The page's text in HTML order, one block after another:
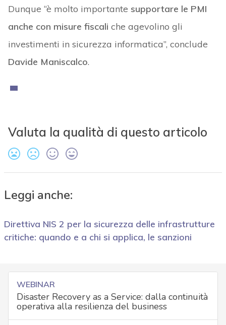
Dunque “è molto importante supportare le PMI
anche con misure fiscali che agevolino gli
investimenti in sicurezza informatica”, conclude
Davide Maniscalco.
Valuta la qualità di questo articolo
Leggi anche:
Direttiva NIS 2 per la sicurezza delle infrastrutture
critiche: quando e a chi si applica, le sanzioni
WEBINAR
Disaster Recovery as a Service: dalla continuità
operativa alla resilienza del business